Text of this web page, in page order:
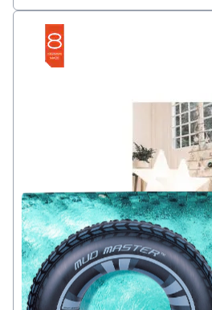
Overlay
8 seasons
Star«